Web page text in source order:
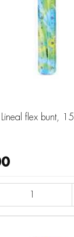
flex bunt,